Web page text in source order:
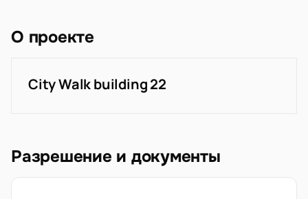
О проекте
City Walk building 22
Разрешение и документы